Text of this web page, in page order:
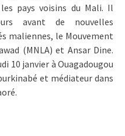
pays voisins du Mali. Il
avant de nouvelles
maliennes, le Mouvement
(MNLA) et Ansar Dine.
10 janvier à Ouagadougou
et médiateur dans